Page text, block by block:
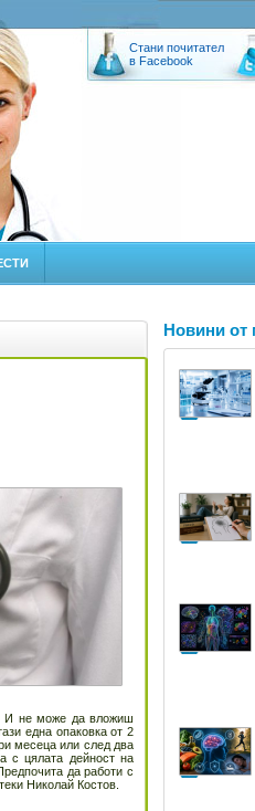
Стани почитател
в Facebook
И не може да вложиш
една опаковка от 2
месеца или след два
с цялата дейност на
да работи с
Николай Костов.
Новини от